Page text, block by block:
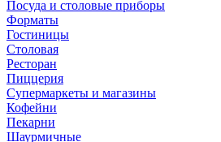
Посуда и столовые приборы
Форматы
Гостиницы
Столовая
Ресторан
Пиццерия
Супермаркеты и магазины
Кофейни
Пекарни
Шаурмичные